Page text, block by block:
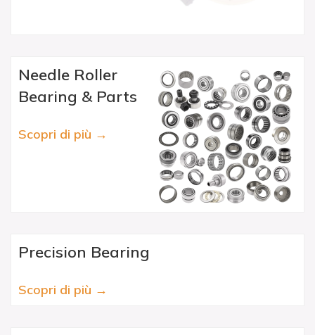
Needle Roller
Bearing & Parts
Scopri di più →
Precision Bearing
Scopri di più →